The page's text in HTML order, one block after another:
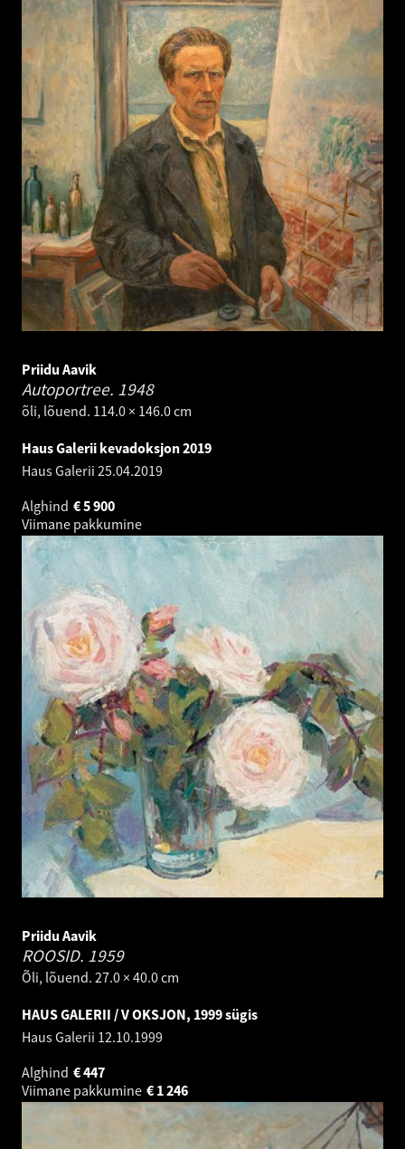
Priidu Aavik
Autoportree. 1948
õli, lõuend. 114.0 × 146.0 cm
Haus Galerii kevadoksjon 2019
Haus Galerii 25.04.2019
Alghind
5 900
€
Viimane pakkumine
Priidu Aavik
ROOSID. 1959
Õli, lõuend. 27.0 × 40.0 cm
HAUS GALERII / V OKSJON, 1999 sügis
Haus Galerii 12.10.1999
Alghind
447
€
Viimane pakkumine
1 246
€